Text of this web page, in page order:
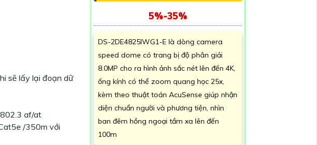
sẽ lấy lại đoạn dữ
af/at
/350m với
5%-35%
DS-2DE4825IWG1-E là dòng camera
speed dome có trang bị độ phân giải
8.0MP cho ra hình ảnh sắc nét lên đến 4K,
ống kính có thể zoom quang học 25x,
kèm theo thuật toán AcuSense giúp nhận
diện chuẩn người và phương tiện, nhìn
ban đêm hồng ngoại tầm xa lên đến
100m